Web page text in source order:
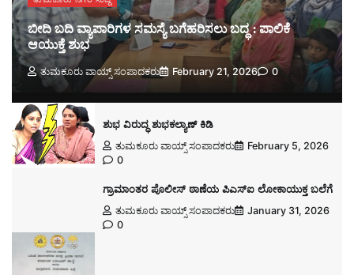
ಬೀದಿ ಬದಿ ವ್ಯಾಪಾರಿಗಳ ಸಮಸ್ಯೆ ಬಗೆಹರಿಸಲು ಬದ್ಧ : ಪಾಲಿಕೆ
ಆಯುಕ್ತೆ ಶುಭ
ತುಮಕೂರು ವಾಯ್ಸ್ ಸಂಪಾದಕರು February 21, 2026 0
ಶುಭ ವಿರುದ್ಧ ಶುಭಕಲ್ಯಾಣ್ ಕಿಡಿ
ತುಮಕೂರು ವಾಯ್ಸ್ ಸಂಪಾದಕರು
February 5, 2026
0
ಗ್ರಾಮಾಂತರ ಪೊಲೀಸ್ ಠಾಣೆಯ ಪಿಎಸ್ಐ ಲೋಕಾಯುಕ್ತ ಬಲೆಗೆ
ತುಮಕೂರು ವಾಯ್ಸ್ ಸಂಪಾದಕರು
January 31, 2026
0